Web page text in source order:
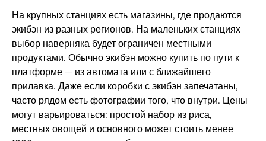
На крупных станциях есть магазины, где продаются
экибэн из разных регионов. На маленьких станциях
выбор наверняка будет ограничен местными
продуктами. Обычно экибэн можно купить по пути к
платформе — из автомата или с ближайшего
прилавка. Даже если коробки с экибэн запечатаны,
часто рядом есть фотографии того, что внутри. Цены
могут варьироваться: простой набор из риса,
местных овощей и основного может стоить менее